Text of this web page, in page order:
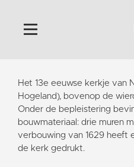
Home
Algemeen
Historie
Omgeving
Activiteiten
Het 13e eeuwse kerkje van
Hogeland), bovenop de
Onder de bepleistering
bouwmateriaal: drie muren
verbouwing van 1629 heeft
de kerk gedrukt.